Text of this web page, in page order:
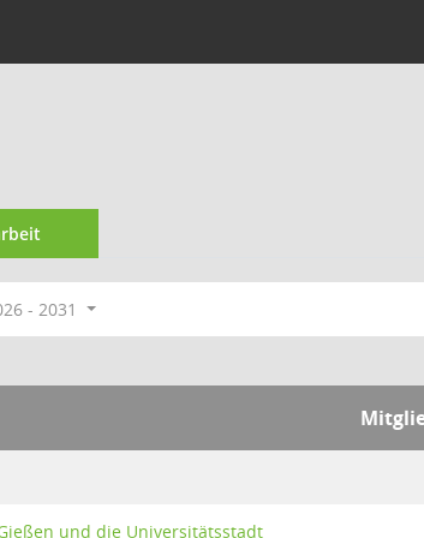
- 2031
und die Universitätsstadt